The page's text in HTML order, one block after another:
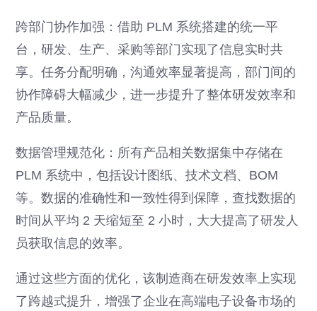
跨部门协作加强：借助 PLM 系统搭建的统一平
台，研发、生产、采购等部门实现了信息实时共
享。任务分配明确，沟通效率显著提高，部门间的
协作障碍大幅减少，进一步提升了整体研发效率和
产品质量。
数据管理规范化：所有产品相关数据集中存储在
PLM 系统中，包括设计图纸、技术文档、BOM
等。数据的准确性和一致性得到保障，查找数据的
时间从平均 2 天缩短至 2 小时，大大提高了研发人
员获取信息的效率。
通过这些方面的优化，该制造商在研发效率上实现
了跨越式提升，增强了企业在高端电子设备市场的